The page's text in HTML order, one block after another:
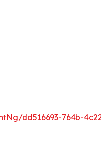
dd516693-764b-